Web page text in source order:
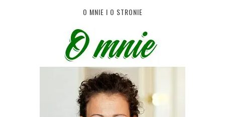
O MNIE I O STRONIE